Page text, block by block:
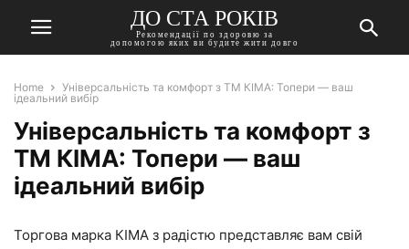
ДО СТА РОКІВ
Рекомендації по здоровю за
допомогою яких ви будите жити довго
Home
Універсальність та комфорт з ТМ КІМА: Топери — ваш
ідеальний вибір
Універсальність та комфорт з
ТМ КІМА: Топери — ваш
ідеальний вибір
Торгова марка КІМА з радістю представляє вам свій